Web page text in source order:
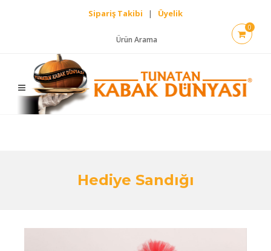
Sipariş Takibi | Üyelik
Ürün Arama
0
Hediye Sandığı